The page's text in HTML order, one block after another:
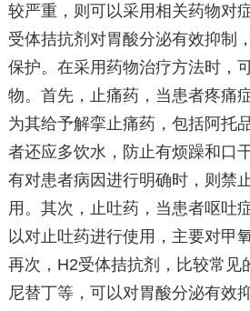
较严重，则可以采用相关药物对
受体拮抗剂对胃酸分泌有效抑制
保护。在采用药物治疗方法时，
物。首先，止痛药，当患者疼痛
为其给予解挛止痛药，包括阿托
者还应多饮水，防止有烦躁和口
有对患者病因进行明确时，则禁
用。其次，止吐药，当患者呕吐
以对止吐药进行使用，主要对甲
再次，H2受体拮抗剂，比较常见
尼替丁等，可以对胃酸分泌有效